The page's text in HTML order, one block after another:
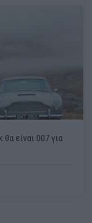
είναι 007 για